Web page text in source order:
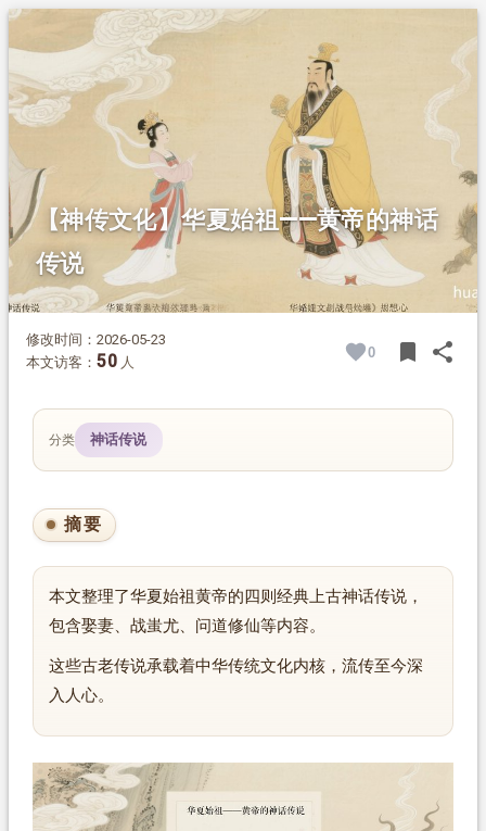
1.
2.
正文
2.1.
一、黄帝娶妻
2.2.
二、黄帝战蚩尤
三、梦游华胥
四、鼎湖升天
【神传文化】华夏始祖——黄帝的神话
传说
修改时间：2026-05-23
本文访客： 50 人
0 bookmark share
分类 神话传说
摘要
本文整理了华夏始祖黄帝的四则经典上古神话传说，
包含娶妻、战蚩尤、问道修仙等内容。
这些古老传说承载着中华传统文化内核，流传至今深
入人心。